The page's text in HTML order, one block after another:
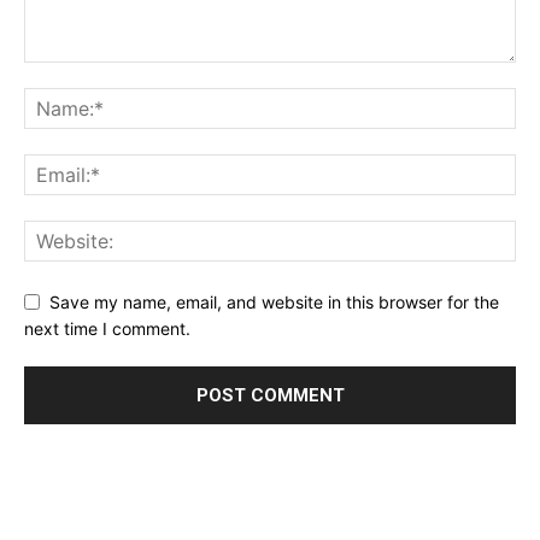
Save my name, email, and website in this browser for the
next time I comment.